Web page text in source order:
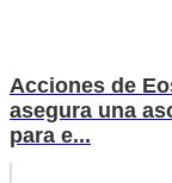
Acciones de
asegura una
para e...